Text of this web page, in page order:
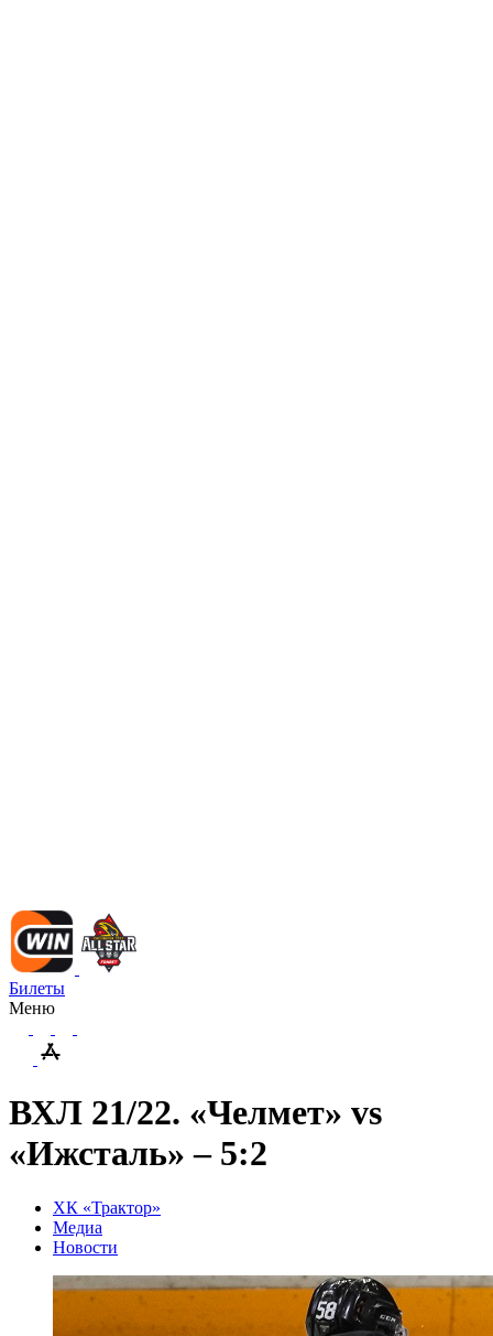
Билеты
Меню
ВХЛ 21/22. «Челмет» vs
«Ижсталь» – 5:2
ХК «Трактор»
Медиа
Новости